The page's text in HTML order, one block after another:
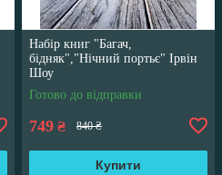
Набір книг "Багач,
бідняк","Нічний портьє" Ірвін
Шоу
Готово до відправки
749 ₴ 840 ₴
Купити